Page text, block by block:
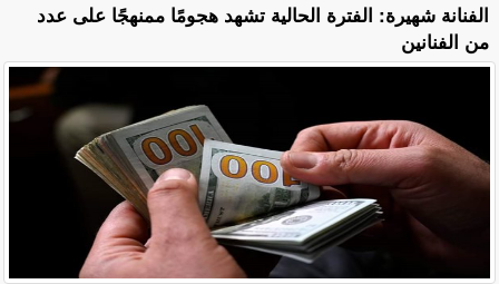
الفنانة شهيرة: الفترة الحالية تشهد هجومًا ممنهجًا على عدد
من الفنانين